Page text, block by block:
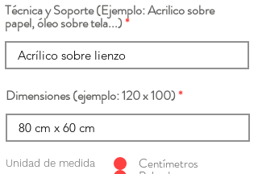
Técnica y Soporte (Ejemplo: Acrilico sobre
papel, óleo sobre tela...)
Dimensiones (ejemplo: 120 x 100)
Unidad de medida Centímetros